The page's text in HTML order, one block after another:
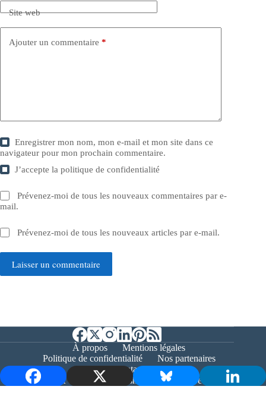
Site web
Ajouter un commentaire *
Enregistrer mon nom, mon e-mail et mon site dans ce
navigateur pour mon prochain commentaire.
J’accepte lapolitique de confidentialité
Prévenez-moi de tous les nouveaux commentaires par e-
mail.
Prévenez-moi de tous les nouveaux articles par e-mail.
Laisser un commentaire
À propos
Mentions légales
Politique de confidentialité
Nos partenaires
Contact
Copyright © 2026 - Bernieshoot.fr Journal Web